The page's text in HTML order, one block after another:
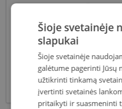
Akiniai moterims dažniausiai
dizaino elementais,
moterišką įvaizdį. Šiandien
įvairovė leidžia akinių
tiek klasikinių, tiek
sprendimų akinių rėmelių.
korekcija, tačiau ir stilingas
akcentas.
Šioje svetainėje
slapukai
Šioje svetainėje
galėtume pagerinti Jūsų
užtikrinti tinkamą
įvertinti svetainės
pritaikyti ir suasmeninti